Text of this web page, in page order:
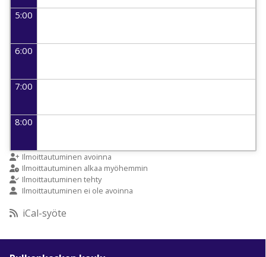
5:00
6:00
7:00
8:00
9:00
10:00
Ilmoittautuminen avoinna
Ilmoittautuminen alkaa myöhemmin
Ilmoittautuminen tehty
Ilmoittautuminen ei ole avoinna
iCal-syöte